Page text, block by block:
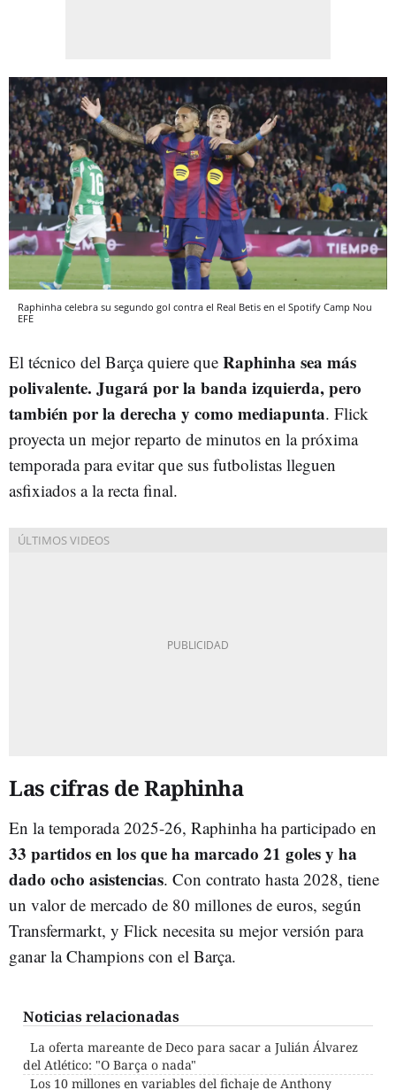
Raphinha celebra su segundo gol contra el Real Betis en el Spotify Camp Nou
EFE
El técnico del Barça quiere que Raphinha sea más
polivalente. Jugará por la banda izquierda, pero
también por la derecha y como mediapunta. Flick
proyecta un mejor reparto de minutos en la próxima
temporada para evitar que sus futbolistas lleguen
asfixiados a la recta final.
Las cifras de Raphinha
En la temporada 2025-26, Raphinha ha participado en
33 partidos en los que ha marcado 21 goles y ha
dado ocho asistencias. Con contrato hasta 2028, tiene
un valor de mercado de 80 millones de euros, según
Transfermarkt, y Flick necesita su mejor versión para
ganar la Champions con el Barça.
Noticias relacionadas
La oferta mareante de Deco para sacar a Julián Álvarez
del Atlético: "O Barça o nada"
Los 10 millones en variables del fichaje de Anthony